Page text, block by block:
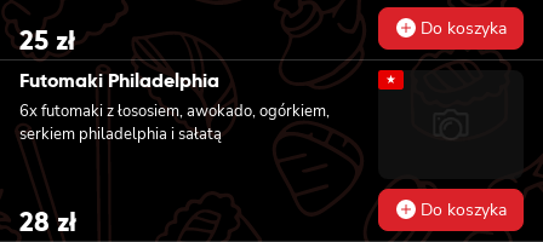
25 zł Do koszyka
Futomaki Philadelphia
6x futomaki z łososiem, awokado, ogórkiem,
serkiem philadelphia i sałatą
★
28zł Do koszyka